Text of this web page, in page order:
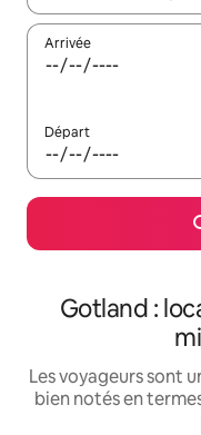
Arrivée
Départ
Gotland :
Les voyageurs sont
bien notés en